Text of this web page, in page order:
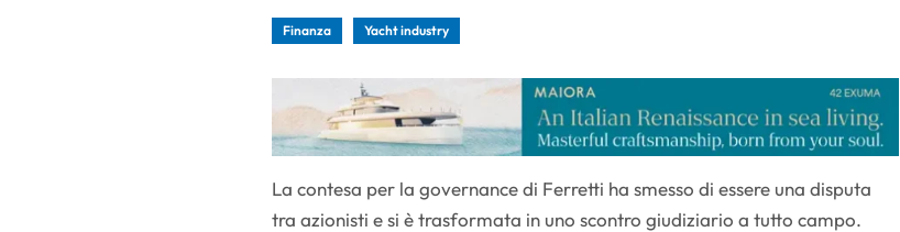
Finanza Yacht industry
La contesa per la governance di Ferretti ha smesso di essere una disputa
tra azionisti e si è trasformata in uno scontro giudiziario a tutto campo.